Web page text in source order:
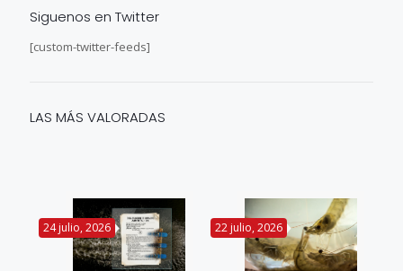
Siguenos en Twitter
[custom-twitter-feeds]
LAS MÁS VALORADAS
24 julio, 2026 22 julio, 2026